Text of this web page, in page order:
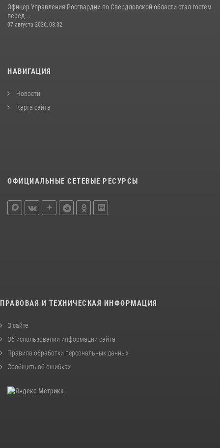
Офицер Управления Росгвардии по Свердловской области стал гостем
перед...
07 августа 2026, 03:32
НАВИГАЦИЯ
Новости
Карта сайта
ОФИЦИАЛЬНЫЕ СЕТЕВЫЕ РЕСУРСЫ
ПРАВОВАЯ И ТЕХНИЧЕСКАЯ ИНФОРМАЦИЯ
О сайте
Об использовании информации сайта
Правила обработки персональных данных
Сообщить об ошибках